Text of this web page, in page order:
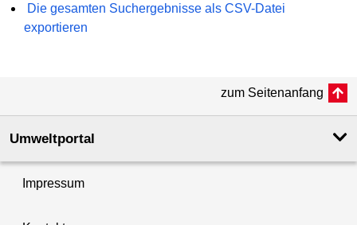
Die gesamten Suchergebnisse als CSV-Datei
exportieren
zum Seitenanfang
Umweltportal
Impressum